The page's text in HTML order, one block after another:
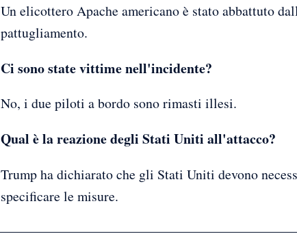
Un elicottero Apache americano è stato abbattuto
pattugliamento.
Ci sono state vittime nell'incidente?
No, i due piloti a bordo sono rimasti illesi.
Qual è la reazione degli Stati Uniti all'attacco?
Trump ha dichiarato che gli Stati Uniti devono
specificare le misure.